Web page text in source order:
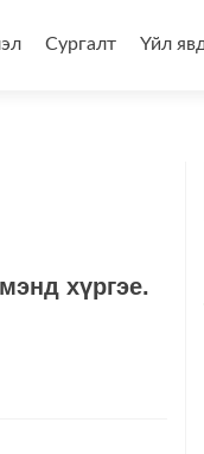
Сургалт Үйл
хүргэе.